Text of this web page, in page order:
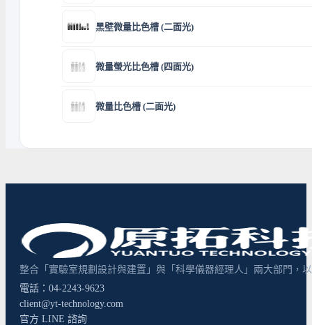
黑壁微量比色槽 (二面光)
微量螢光比色槽 (四面光)
微量比色槽 (二面光)
整合「實驗室規劃設計與建置」與「科學儀器經理人」兩大部門，
電話：04-2243-9623
client@yt-technology.com
官方 LINE 諮詢